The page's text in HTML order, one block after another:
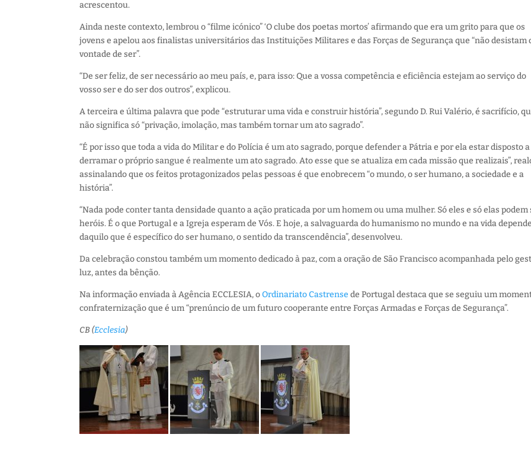
acrescentou.
Ainda neste contexto, lembrou o “filme icónico” ‘O clube dos poetas mortos’ afirmando que era um grito para que os
jovens e apelou aos finalistas universitários das Instituições Militares e das Forças de Segurança que “não desistam
vontade de ser”.
“De ser feliz, de ser necessário ao meu país, e, para isso: Que a vossa competência e eficiência estejam ao serviço do
vosso ser e do ser dos outros”, explicou.
A terceira e última palavra que pode “estruturar uma vida e construir história”, segundo D. Rui Valério, é sacrifício,
não significa só “privação, imolação, mas também tornar um ato sagrado”.
“É por isso que toda a vida do Militar e do Polícia é um ato sagrado, porque defender a Pátria e por ela estar disposto a
derramar o próprio sangue é realmente um ato sagrado. Ato esse que se atualiza em cada missão que realizais”,
assinalando que os feitos protagonizados pelas pessoas é que enobrecem “o mundo, o ser humano, a sociedade e a
história”.
“Nada pode conter tanta densidade quanto a ação praticada por um homem ou uma mulher. Só eles e só elas podem
heróis. É o que Portugal e a Igreja esperam de Vós. E hoje, a salvaguarda do humanismo no mundo e na vida
daquilo que é específico do ser humano, o sentido da transcendência”, desenvolveu.
Da celebração constou também um momento dedicado à paz, com a oração de São Francisco acompanhada pelo
luz, antes da bênção.
Na informação enviada à Agência ECCLESIA, oOrdinariato Castrense de Portugal destaca que se seguiu um
confraternização que é um “prenúncio de um futuro cooperante entre Forças Armadas e Forças de Segurança”.
CB (Ecclesia)